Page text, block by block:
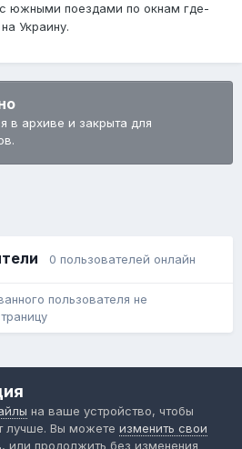
южными поездами по окнам где-
Украину.
в архиве и закрыта для
0 пользователей онлайн
пользователя не
транспорта
Invision Community
на ваше устройство, чтобы
лучше. Вы можете изменить свои
, или продолжить без изменения